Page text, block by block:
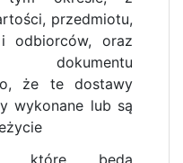
przedmiotu,
odbiorców, oraz
dokumentu
że te dostawy
wykonane lub są
które będą